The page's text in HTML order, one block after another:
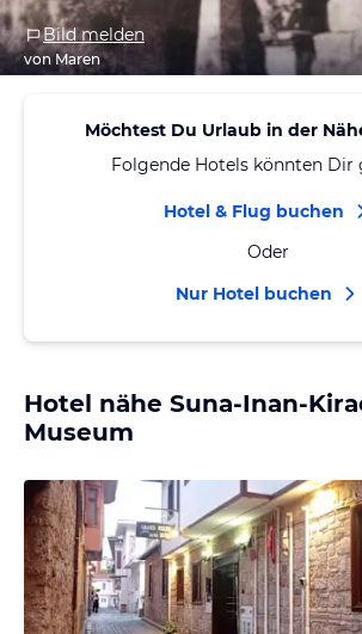
Bild melden
von Maren
Möchtest Du Urlaub in der
Folgende Hotels könnten Dir
Hotel & Flug buchen
Oder
Nur Hotel buchen
Hotel nähe Suna-Inan-
Museum